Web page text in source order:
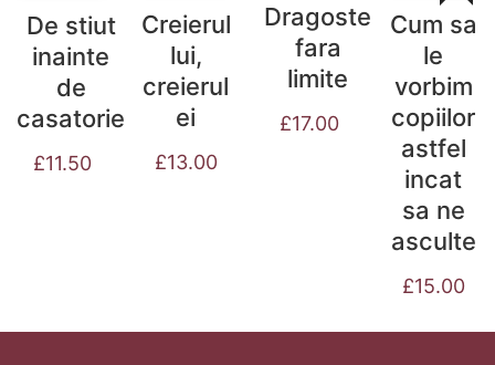
De stiut
inainte
de
casatorie
£11.50
Creierul
lui,
creierul
ei
£13.00
Dragoste
fara
limite
£17.00
Cum sa
le
vorbim
copiilor
astfel
incat
sa ne
asculte
£15.00